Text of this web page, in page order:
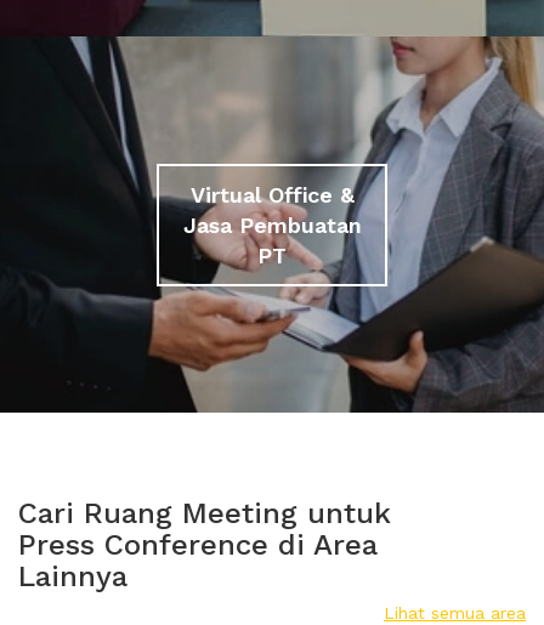
Virtual Office &
Jasa Pembuatan
PT
Cari Ruang Meeting untuk
Press Conference di Area
Lainnya
Lihat semua area